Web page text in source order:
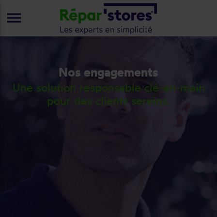
Nos engagements
Une solution responsable clé-en-main
pour des clients sereins.
menu